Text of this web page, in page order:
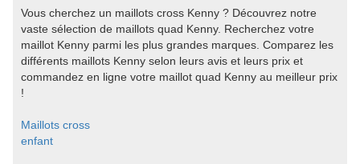
Vous cherchez un maillots cross Kenny ? Découvrez notre
vaste sélection de maillots quad Kenny. Recherchez votre
maillot Kenny parmi les plus grandes marques. Comparez les
différents maillots Kenny selon leurs avis et leurs prix et
commandez en ligne votre maillot quad Kenny au meilleur prix
!
Maillots cross
enfant